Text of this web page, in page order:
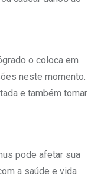
o coloca em
neste momento.
e também tomar
pode afetar sua
a saúde e vida